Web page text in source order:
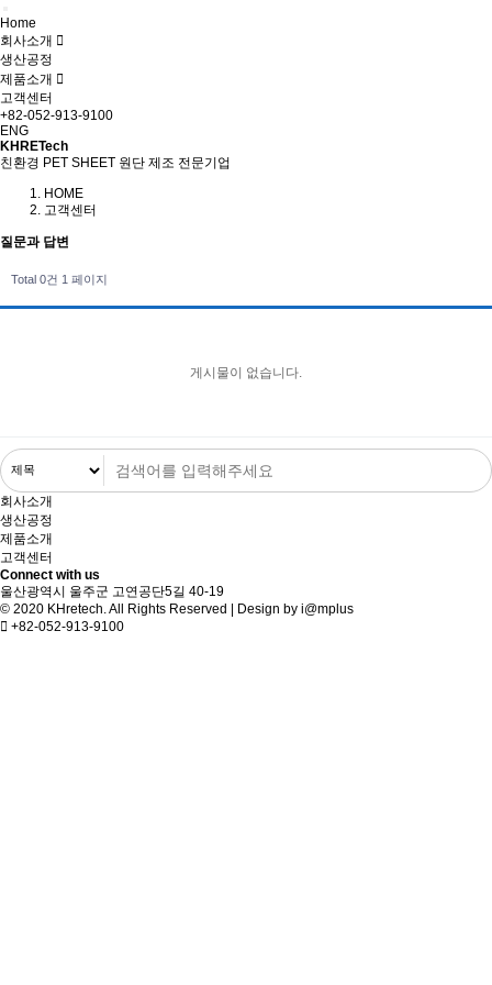
Home
회사소개
생산공정
제품소개
고객센터
+82-052-913-9100
ENG
KHRETech
친환경 PET SHEET 원단 제조 전문기업
HOME
고객센터
질문과 답변
Total 0건 1 페이지
게시물이 없습니다.
회사소개
생산공정
제품소개
고객센터
Connect with us
울산광역시 울주군 고연공단5길 40-19
© 2020 KHretech. All Rights Reserved | Design by i@mplus
+82-052-913-9100